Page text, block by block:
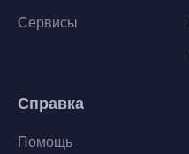
Сервисы
Справка
Помощь